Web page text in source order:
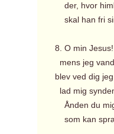
der, hvor
skal han fri
8. O min
mens jeg
blev ved dig
lad mig
Ånden du
som kan